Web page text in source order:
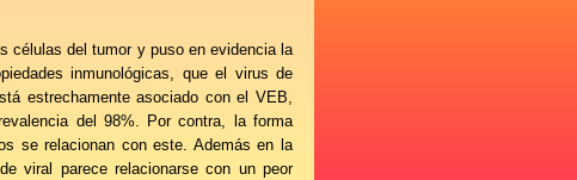
células del tumor y puso en evidencia la
inmunológicas, que el virus de
estrechamente asociado con el VEB,
del 98%. Por contra, la forma
se relacionan con este. Además en la
viral parece relacionarse con un peor